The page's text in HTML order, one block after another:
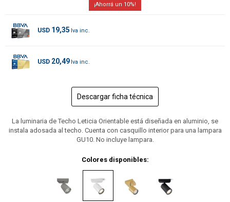
10
USD 19,35
USD 20,49
Descargar ficha técnica
La luminaria de Techo Leticia Orientable está diseñada en aluminio, se
instala adosada al techo. Cuenta con casquillo interior para una lampara
GU10. No incluye lampara.
Colores disponibles: